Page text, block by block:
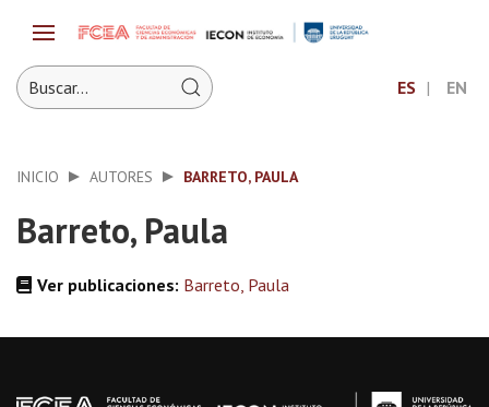
ES EN
INICIO AUTORES BARRETO, PAULA
Barreto, Paula
Ver publicaciones: Barreto, Paula